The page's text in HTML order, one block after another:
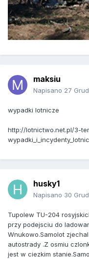
maksiu
Napisano 27
wypadki lotnicze
http://lotnictwo.net.pl/3-
husky1
Napisano 30
Tupolew TU-204
przy podejsciu do
Wnukowo.Samolot
autostrady .Z osmiu
jest w ciezkim